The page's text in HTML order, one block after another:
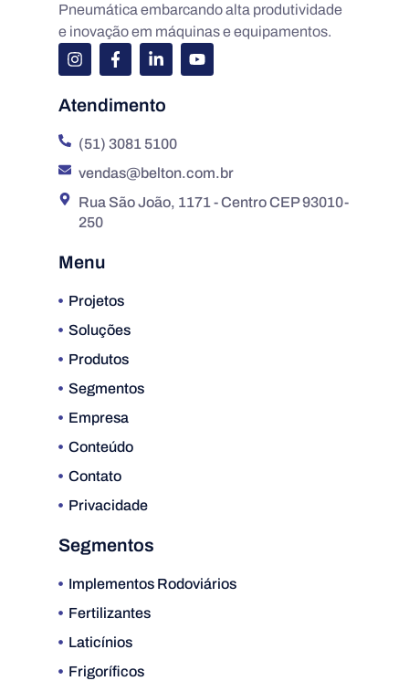
Pneumática embarcando alta produtividade
e inovação em máquinas e equipamentos.
Menu
Projetos
Soluções
Produtos
Segmentos
Empresa
Conteúdo
Contato
Privacidade
Segmentos
Implementos Rodoviários
Fertilizantes
Laticínios
Frigoríficos
Atendimento
(51) 3081 5100
vendas@belton.com.br
Rua São João, 1171 - Centro CEP 93010-
250